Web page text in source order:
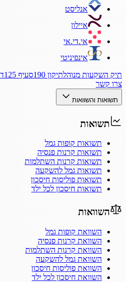
אנליסט
איילון
אי.די.אי
אינפיניטי
תיק השקעות מנוהלתיקון 190 סעיף 125ד
צרו קשר
תשואות והשוואות
תשואות
תשואות קופות גמל
תשואות קרנות פנסיה
תשואות קרנות השתלמות
תשואות גמל להשקעה
תשואות פוליסות חיסכון
תשואות חיסכון לכל ילד
השוואות
השוואת קופות גמל
השוואת קרנות פנסיה
השוואת קרנות השתלמות
השוואת גמל להשקעה
השוואת פוליסות חיסכון
השוואת חיסכון לכל ילד